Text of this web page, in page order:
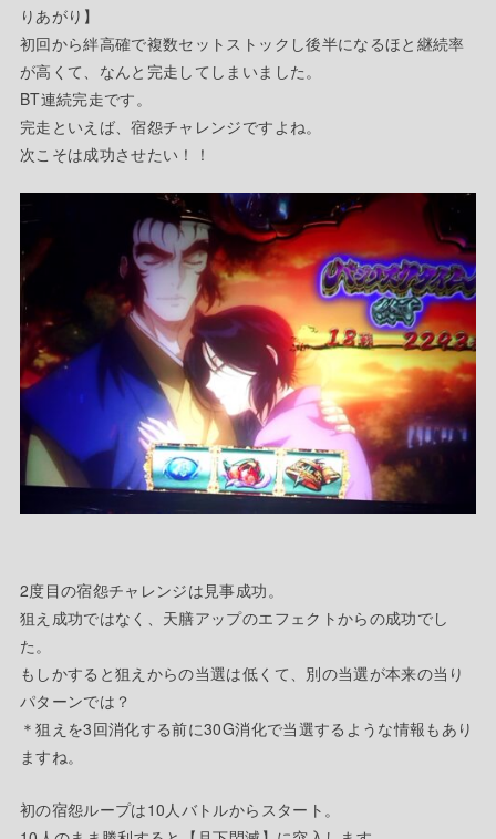
りあがり】
初回から絆高確で複数セットストックし後半になるほと継続率
が高くて、なんと完走してしまいました。
BT連続完走です。
完走といえば、宿怨チャレンジですよね。
次こそは成功させたい！！
2度目の宿怨チャレンジは見事成功。
狙え成功ではなく、天膳アップのエフェクトからの成功でし
た。
もしかすると狙えからの当選は低くて、別の当選が本来の当り
パターンでは？
＊狙えを3回消化する前に30G消化で当選するような情報もあり
ますね。
初の宿怨ループは10人バトルからスタート。